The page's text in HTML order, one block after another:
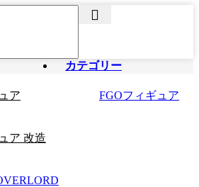
カテゴリー
ア FGOフィギュア
ア 改造